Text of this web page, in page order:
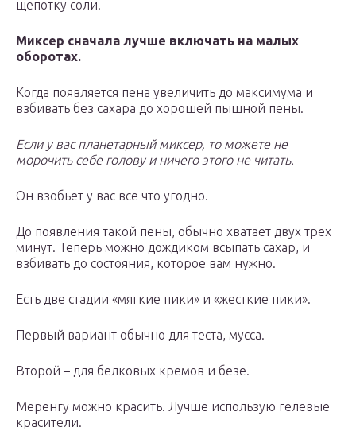
щепотку соли.
Миксер сначала лучше включать на малых
оборотах.
Когда появляется пена увеличить до максимума и
взбивать без сахара до хорошей пышной пены.
Если у вас планетарный миксер, то можете не
морочить себе голову и ничего этого не читать.
Он взобьет у вас все что угодно.
До появления такой пены, обычно хватает двух трех
минут. Теперь можно дождиком всыпать сахар, и
взбивать до состояния, которое вам нужно.
Есть две стадии «мягкие пики» и «жесткие пики».
Первый вариант обычно для теста, мусса.
Второй – для белковых кремов и безе.
Меренгу можно красить. Лучше использую гелевые
красители.